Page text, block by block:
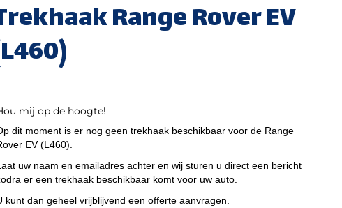
Range Rover EV
mij op de hoogte!
dit moment is er nog geen trekhaak beschikbaar voor de Range
EV (L460).
uw naam en emailadres achter en wij sturen u direct een bericht
er een trekhaak beschikbaar komt voor uw auto.
kunt dan geheel vrijblijvend een offerte aanvragen.